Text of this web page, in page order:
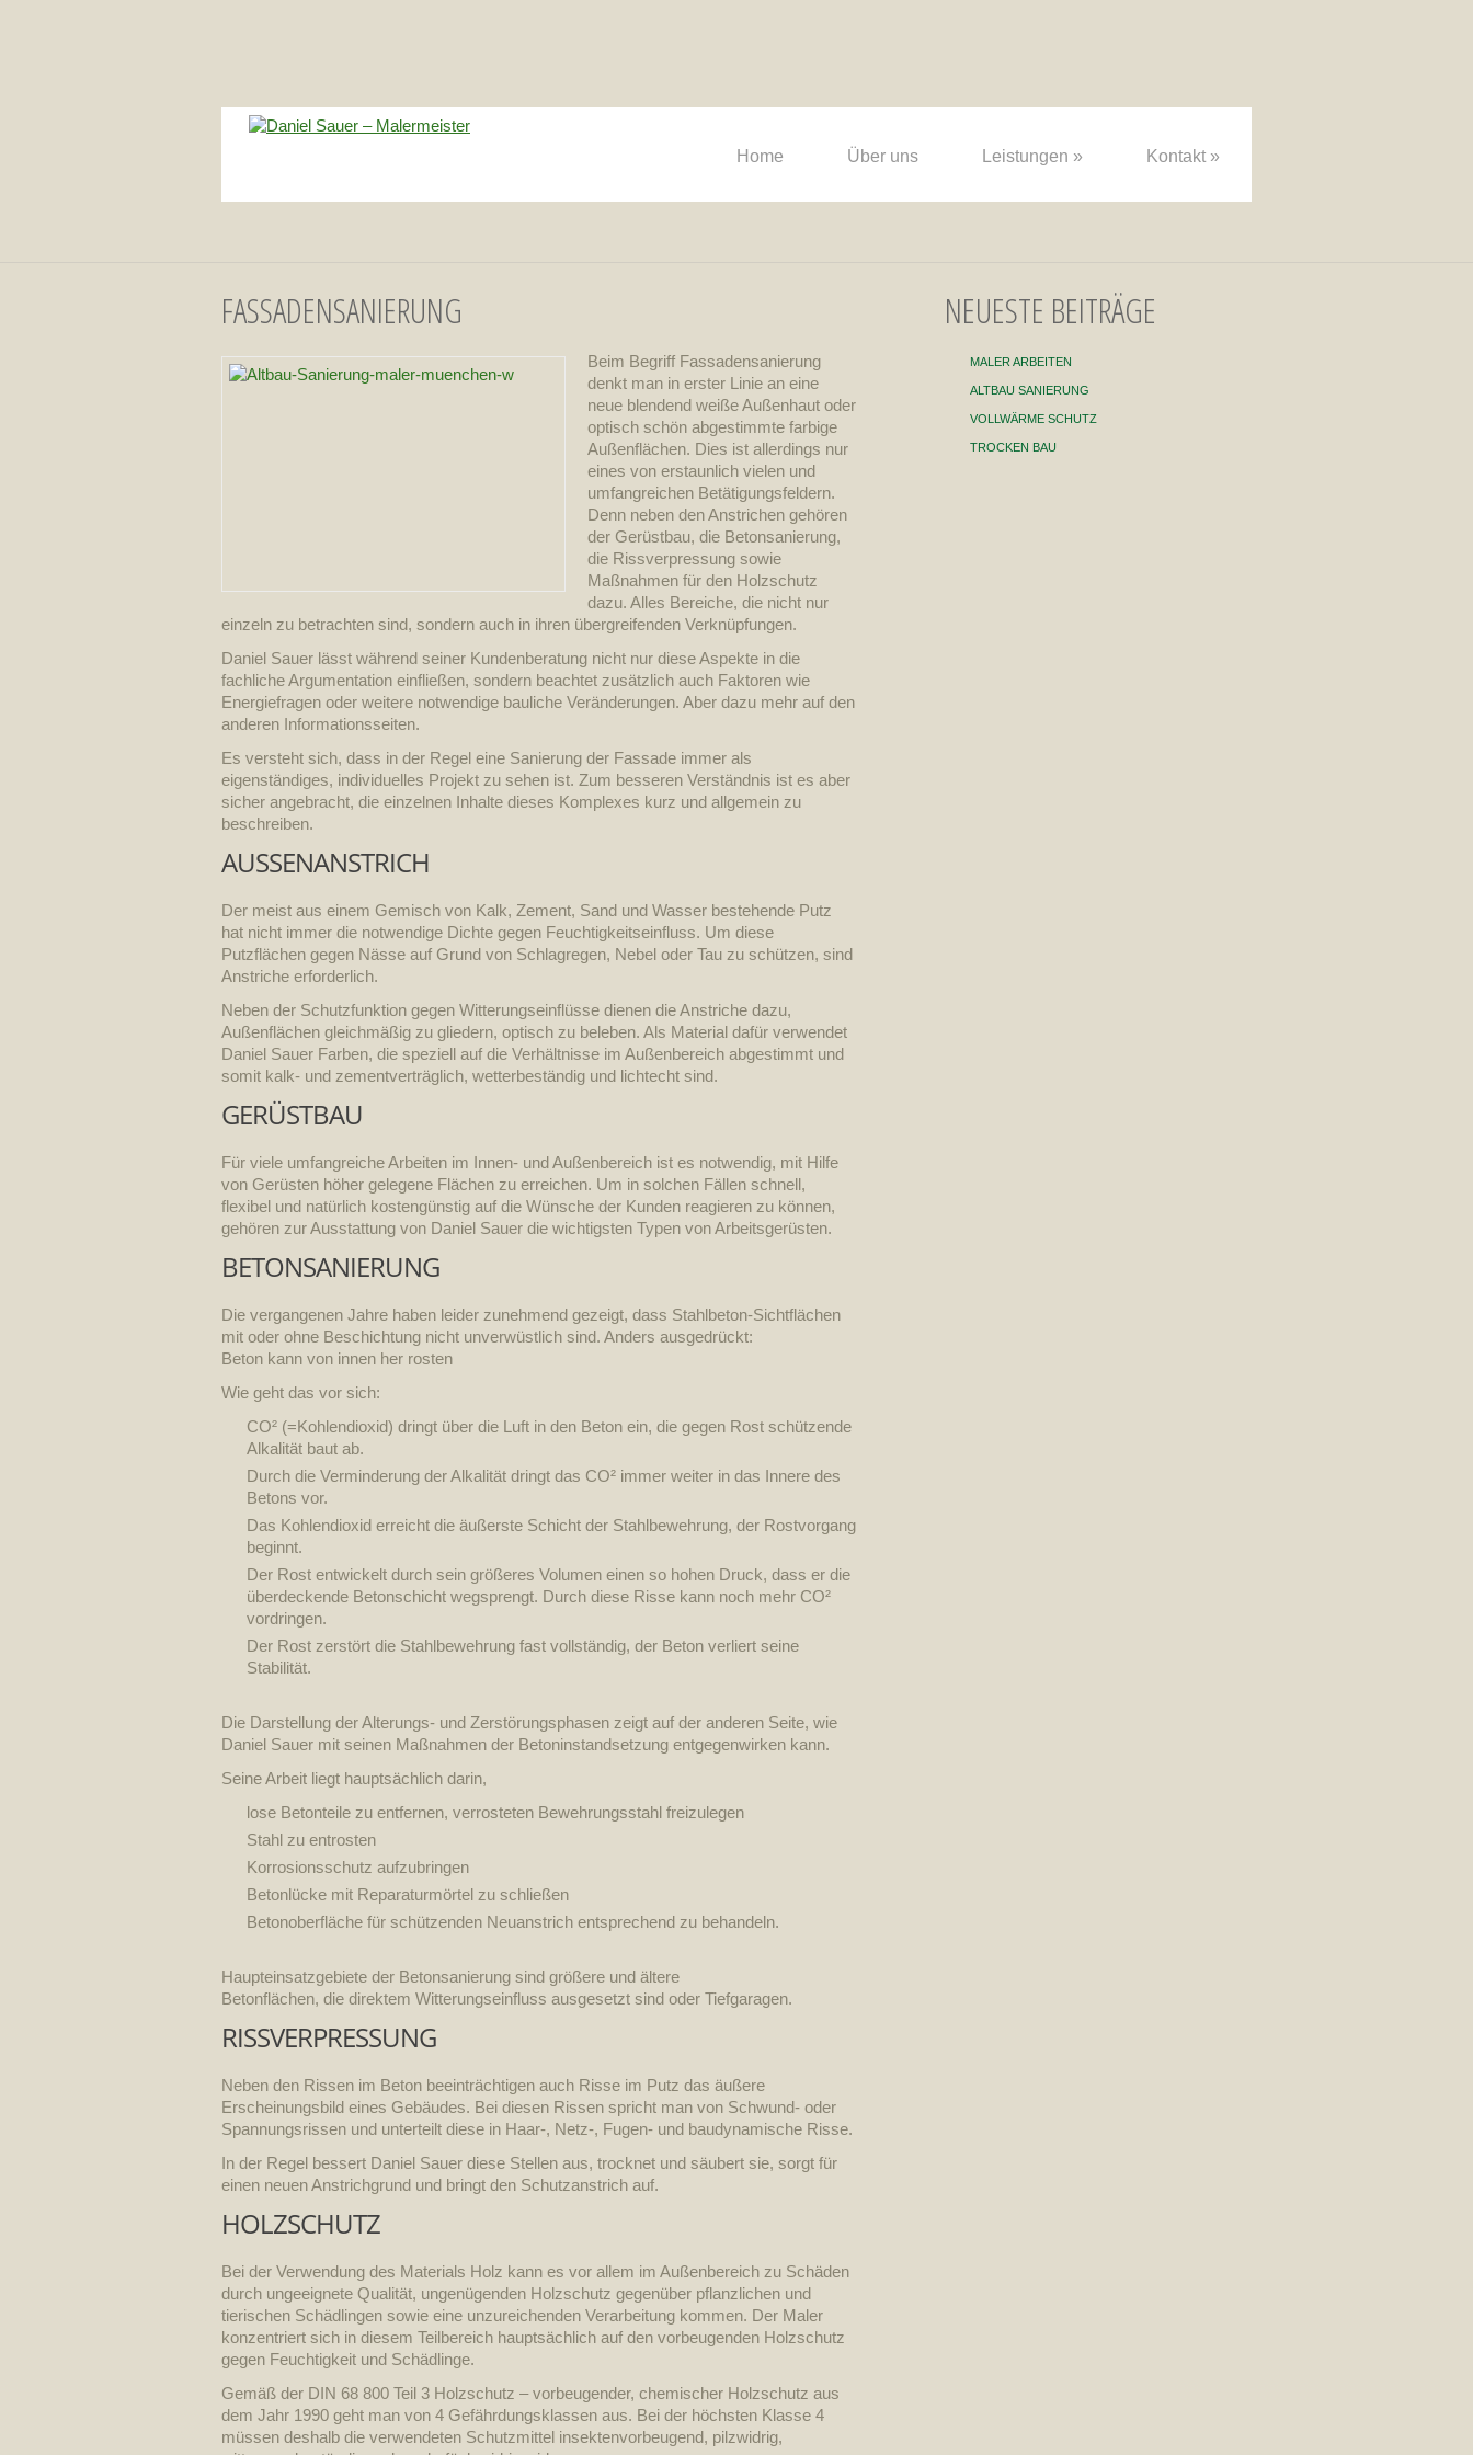
Home Über uns Leistungen » Kontakt »
FASSADENSANIERUNG
Beim Begriff Fassadensanierung
denkt man in erster Linie an eine
neue blendend weiße Außenhaut oder
optisch schön abgestimmte farbige
Außenflächen. Dies ist allerdings nur
eines von erstaunlich vielen und
umfangreichen Betätigungsfeldern.
Denn neben den Anstrichen gehören
der Gerüstbau, die Betonsanierung,
die Rissverpressung sowie
Maßnahmen für den Holzschutz
dazu. Alles Bereiche, die nicht nur
einzeln zu betrachten sind, sondern auch in ihren übergreifenden Verknüpfungen.
Daniel Sauer lässt während seiner Kundenberatung nicht nur diese Aspekte in die
fachliche Argumentation einfließen, sondern beachtet zusätzlich auch Faktoren wie
Energiefragen oder weitere notwendige bauliche Veränderungen. Aber dazu mehr auf den
anderen Informationsseiten.
Es versteht sich, dass in der Regel eine Sanierung der Fassade immer als
eigenständiges, individuelles Projekt zu sehen ist. Zum besseren Verständnis ist es aber
sicher angebracht, die einzelnen Inhalte dieses Komplexes kurz und allgemein zu
beschreiben.
AUSSENANSTRICH
Der meist aus einem Gemisch von Kalk, Zement, Sand und Wasser bestehende Putz
hat nicht immer die notwendige Dichte gegen Feuchtigkeitseinfluss. Um diese
Putzflächen gegen Nässe auf Grund von Schlagregen, Nebel oder Tau zu schützen, sind
Anstriche erforderlich.
Neben der Schutzfunktion gegen Witterungseinflüsse dienen die Anstriche dazu,
Außenflächen gleichmäßig zu gliedern, optisch zu beleben. Als Material dafür verwendet
Daniel Sauer Farben, die speziell auf die Verhältnisse im Außenbereich abgestimmt und
somit kalk- und zementverträglich, wetterbeständig und lichtecht sind.
GERÜSTBAU
Für viele umfangreiche Arbeiten im Innen- und Außenbereich ist es notwendig, mit Hilfe
von Gerüsten höher gelegene Flächen zu erreichen. Um in solchen Fällen schnell,
flexibel und natürlich kostengünstig auf die Wünsche der Kunden reagieren zu können,
gehören zur Ausstattung von Daniel Sauer die wichtigsten Typen von Arbeitsgerüsten.
BETONSANIERUNG
Die vergangenen Jahre haben leider zunehmend gezeigt, dass Stahlbeton-Sichtflächen
mit oder ohne Beschichtung nicht unverwüstlich sind. Anders ausgedrückt:
Beton kann von innen her rosten
Wie geht das vor sich:
CO² (=Kohlendioxid) dringt über die Luft in den Beton ein, die gegen Rost schützende
Alkalität baut ab.
Durch die Verminderung der Alkalität dringt das CO² immer weiter in das Innere des
Betons vor.
Das Kohlendioxid erreicht die äußerste Schicht der Stahlbewehrung, der Rostvorgang
beginnt.
Der Rost entwickelt durch sein größeres Volumen einen so hohen Druck, dass er die
überdeckende Betonschicht wegsprengt. Durch diese Risse kann noch mehr CO²
vordringen.
Der Rost zerstört die Stahlbewehrung fast vollständig, der Beton verliert seine
Stabilität.
Die Darstellung der Alterungs- und Zerstörungsphasen zeigt auf der anderen Seite, wie
Daniel Sauer mit seinen Maßnahmen der Betoninstandsetzung entgegenwirken kann.
Seine Arbeit liegt hauptsächlich darin,
lose Betonteile zu entfernen, verrosteten Bewehrungsstahl freizulegen
Stahl zu entrosten
Korrosionsschutz aufzubringen
Betonlücke mit Reparaturmörtel zu schließen
Betonoberfläche für schützenden Neuanstrich entsprechend zu behandeln.
Haupteinsatzgebiete der Betonsanierung sind größere und ältere
Betonflächen, die direktem Witterungseinfluss ausgesetzt sind oder Tiefgaragen.
RISSVERPRESSUNG
Neben den Rissen im Beton beeinträchtigen auch Risse im Putz das äußere
Erscheinungsbild eines Gebäudes. Bei diesen Rissen spricht man von Schwund- oder
Spannungsrissen und unterteilt diese in Haar-, Netz-, Fugen- und baudynamische Risse.
In der Regel bessert Daniel Sauer diese Stellen aus, trocknet und säubert sie, sorgt für
einen neuen Anstrichgrund und bringt den Schutzanstrich auf.
HOLZSCHUTZ
Bei der Verwendung des Materials Holz kann es vor allem im Außenbereich zu Schäden
durch ungeeignete Qualität, ungenügenden Holzschutz gegenüber pflanzlichen und
tierischen Schädlingen sowie eine unzureichenden Verarbeitung kommen. Der Maler
konzentriert sich in diesem Teilbereich hauptsächlich auf den vorbeugenden Holzschutz
gegen Feuchtigkeit und Schädlinge.
Gemäß der DIN 68 800 Teil 3 Holzschutz – vorbeugender, chemischer Holzschutz aus
dem Jahr 1990 geht man von 4 Gefährdungsklassen aus. Bei der höchsten Klasse 4
müssen deshalb die verwendeten Schutzmittel insektenvorbeugend, pilzwidrig,
NEUESTE BEITRÄGE
MALER ARBEITEN
ALTBAU SANIERUNG
VOLLWÄRME SCHUTZ
TROCKEN BAU